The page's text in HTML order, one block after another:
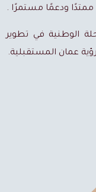
ممتدًا ودعمًا مستمرًا .
الوطنية في تطوير
عمان المستقبلية.